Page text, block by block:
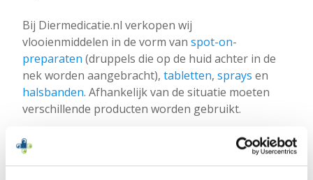
Bij Diermedicatie.nl verkopen wij
vlooienmiddelen in de vorm van spot-on-
preparaten (druppels die op de huid achter in de
nek worden aangebracht), tabletten, sprays en
halsbanden. Afhankelijk van de situatie moeten
verschillende producten worden gebruikt.
Waarschuwing
Veel vlooienmiddelen die door honden worden